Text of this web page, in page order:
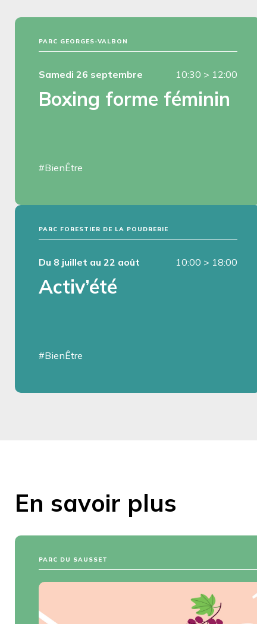
PARC GEORGES-VALBON
Samedi 26 septembre 10:30 > 12:00
Boxing forme féminin
#BienÊtre
PARC FORESTIER DE LA POUDRERIE
Du 8 juillet au 22 août 10:00 > 18:00
Activ’été
#BienÊtre
En savoir plus
PARC DU SAUSSET